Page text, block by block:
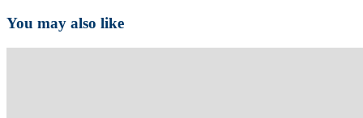
You may also like